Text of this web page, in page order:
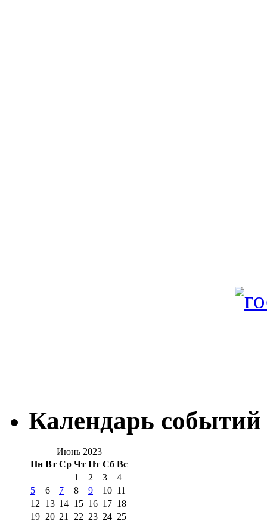
Календарь событий
Июнь 2023
Пн Вт Ср Чт Пт Сб Вс
1
2 3
4
5
6 7 8 9 10 11
12 13 14 15 16 17 18
19 20 21 22 23 24 25